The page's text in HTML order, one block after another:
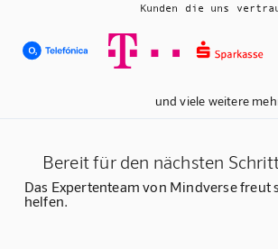
Kunden die uns
und viele weitere
Bereit für den nächsten
Das Expertenteam von Mindverse freut
helfen.